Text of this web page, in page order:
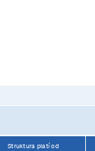
Struktura platí od